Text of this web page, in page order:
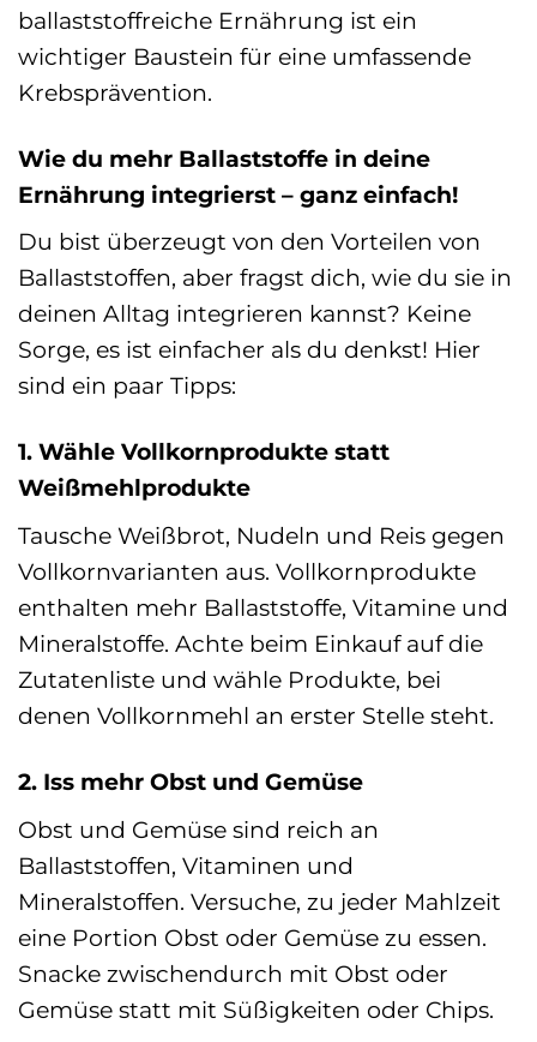
ballaststoffreiche Ernährung ist ein
wichtiger Baustein für eine umfassende
Krebsprävention.
Wie du mehr Ballaststoffe in deine
Ernährung integrierst – ganz einfach!
Du bist überzeugt von den Vorteilen von
Ballaststoffen, aber fragst dich, wie du sie in
deinen Alltag integrieren kannst? Keine
Sorge, es ist einfacher als du denkst! Hier
sind ein paar Tipps:
1. Wähle Vollkornprodukte statt
Weißmehlprodukte
Tausche Weißbrot, Nudeln und Reis gegen
Vollkornvarianten aus. Vollkornprodukte
enthalten mehr Ballaststoffe, Vitamine und
Mineralstoffe. Achte beim Einkauf auf die
Zutatenliste und wähle Produkte, bei
denen Vollkornmehl an erster Stelle steht.
2. Iss mehr Obst und Gemüse
Obst und Gemüse sind reich an
Ballaststoffen, Vitaminen und
Mineralstoffen. Versuche, zu jeder Mahlzeit
eine Portion Obst oder Gemüse zu essen.
Snacke zwischendurch mit Obst oder
Gemüse statt mit Süßigkeiten oder Chips.